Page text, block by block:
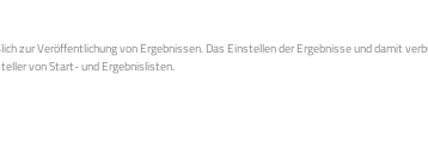
zur Veröffentlichung von Ergebnissen. Das Einstellen der Ergebnisse und damit
von Start- und Ergebnislisten.